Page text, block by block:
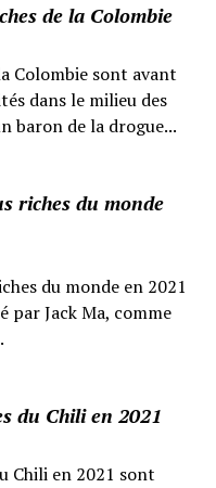
de la Colombie
Colombie sont avant
dans le milieu des
baron de la drogue...
riches du monde
du monde en 2021
par Jack Ma, comme
du Chili en 2021
Chili en 2021 sont